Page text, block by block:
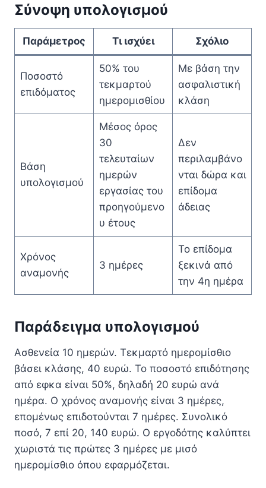
Σύνοψη υπολογισμού
Παράμετρος Τι ισχύει Σχόλιο
Ποσοστό
επιδόματος
50% του
τεκμαρτού
ημερομισθίου
Με βάση την
ασφαλιστική
κλάση
Βάση
υπολογισμού
Μέσος όρος
30
τελευταίων
ημερών
εργασίας του
προηγούμενο
υ έτους
Δεν
περιλαμβάνο
νται δώρα και
επίδομα
άδειας
Χρόνος
αναμονής
3 ημέρες
Το επίδομα
ξεκινά από
την 4η ημέρα
Παράδειγμα υπολογισμού
Ασθενεία 10 ημερών. Τεκμαρτό ημερομίσθιο
βάσει κλάσης, 40 ευρώ. Το ποσοστό επιδότησης
από εφκα είναι 50%, δηλαδή 20 ευρώ ανά
ημέρα. Ο χρόνος αναμονής είναι 3 ημέρες,
επομένως επιδοτούνται 7 ημέρες. Συνολικό
ποσό, 7 επί 20, 140 ευρώ. Ο εργοδότης καλύπτει
χωριστά τις πρώτες 3 ημέρες με μισό
ημερομίσθιο όπου εφαρμόζεται.